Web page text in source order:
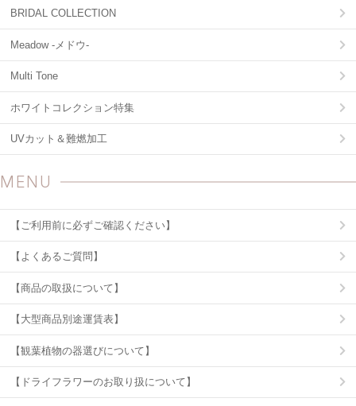
BRIDAL COLLECTION
Meadow -メドウ-
Multi Tone
ホワイトコレクション特集
UVカット＆難燃加工
MENU
【ご利用前に必ずご確認ください】
【よくあるご質問】
【商品の取扱について】
【大型商品別途運賃表】
【観葉植物の器選びについて】
【ドライフラワーのお取り扱について】